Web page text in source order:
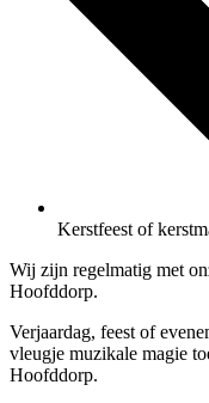
Kerstfeest of
Wij zijn regelmatig met
Hoofddorp.
Verjaardag, feest of
vleugje muzikale magie
Hoofddorp.